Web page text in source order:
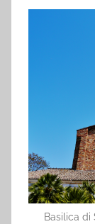
Basilica di